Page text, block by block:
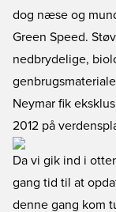
dog næse og
Green Speed.
nedbrydelige,
Neymar fik
2012 på
Da vi gik ind i
gang tid til at
denne gang kom